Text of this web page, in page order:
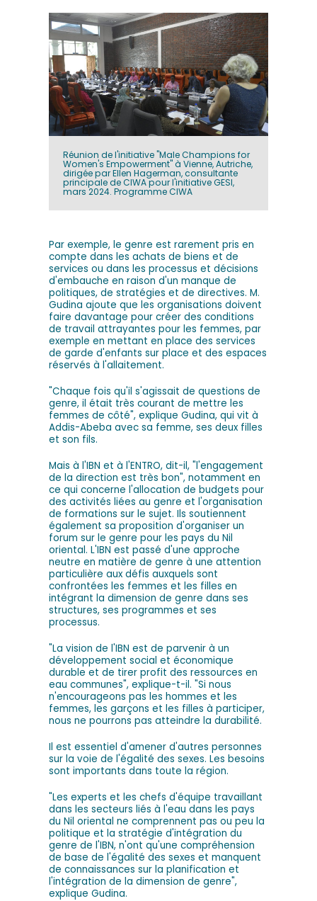
Réunion de l'initiative "Male Champions for
Women's Empowerment" à Vienne, Autriche,
dirigée par Ellen Hagerman, consultante
principale de CIWA pour l'initiative GESI,
mars 2024. Programme CIWA
Par exemple, le genre est rarement pris en
compte dans les achats de biens et de
services ou dans les processus et décisions
d'embauche en raison d'un manque de
politiques, de stratégies et de directives. M.
Gudina ajoute que les organisations doivent
faire davantage pour créer des conditions
de travail attrayantes pour les femmes, par
exemple en mettant en place des services
de garde d'enfants sur place et des espaces
réservés à l'allaitement.
"Chaque fois qu'il s'agissait de questions de
genre, il était très courant de mettre les
femmes de côté", explique Gudina, qui vit à
Addis-Abeba avec sa femme, ses deux filles
et son fils.
Mais à l'IBN et à l'ENTRO, dit-il, "l'engagement
de la direction est très bon", notamment en
ce qui concerne l'allocation de budgets pour
des activités liées au genre et l'organisation
de formations sur le sujet. Ils soutiennent
également sa proposition d'organiser un
forum sur le genre pour les pays du Nil
oriental. L'IBN est passé d'une approche
neutre en matière de genre à une attention
particulière aux défis auxquels sont
confrontées les femmes et les filles en
intégrant la dimension de genre dans ses
structures, ses programmes et ses
processus.
"La vision de l'IBN est de parvenir à un
développement social et économique
durable et de tirer profit des ressources en
eau communes", explique-t-il. "Si nous
n'encourageons pas les hommes et les
femmes, les garçons et les filles à participer,
nous ne pourrons pas atteindre la durabilité.
Il est essentiel d'amener d'autres personnes
sur la voie de l'égalité des sexes. Les besoins
sont importants dans toute la région.
"Les experts et les chefs d'équipe travaillant
dans les secteurs liés à l'eau dans les pays
du Nil oriental ne comprennent pas ou peu la
politique et la stratégie d'intégration du
genre de l'IBN, n'ont qu'une compréhension
de base de l'égalité des sexes et manquent
de connaissances sur la planification et
l'intégration de la dimension de genre",
explique Gudina.